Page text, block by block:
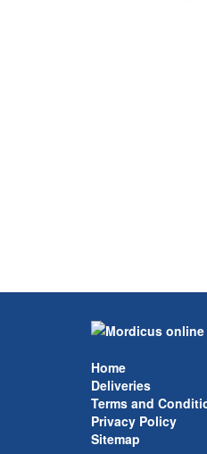
Home
Deliveries
Terms and
Privacy Policy
Sitemap